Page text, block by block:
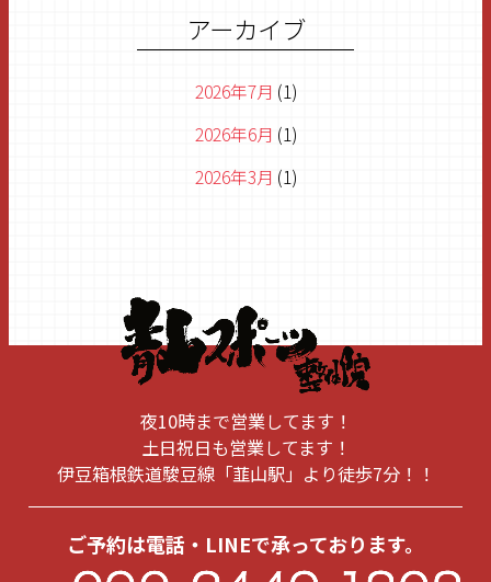
アーカイブ
2026年7月 (1)
2026年6月 (1)
2026年3月 (1)
2025年8月
2025年6月(2)
2025年1月(1)
2024年10月(1)
2024年6月(1)
夜10時まで営業してます！
土日祝日も営業してます！
伊豆箱根鉄道駿豆線「韮山駅」より徒歩7分！！
ご予約は電話・LINEで承っております。